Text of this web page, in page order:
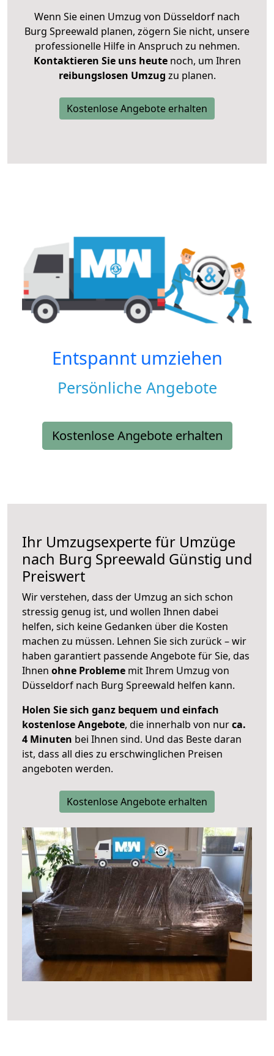
Wenn Sie einen Umzug von Düsseldorf nach
Burg Spreewald planen, zögern Sie nicht, unsere
professionelle Hilfe in Anspruch zu nehmen.
Kontaktieren Sie uns heutenoch, um Ihren
reibungslosen Umzug zu planen.
Kostenlose Angebote erhalten
Entspannt umziehen
Persönliche Angebote
Kostenlose Angebote erhalten
Ihr Umzugsexperte für Umzüge
nach Burg Spreewald Günstig und
Preiswert
Wir verstehen, dass der Umzug an sich schon
stressig genug ist, und wollen Ihnen dabei
helfen, sich keine Gedanken über die Kosten
machen zu müssen. Lehnen Sie sich zurück – wir
haben garantiert passende Angebote für Sie, das
Ihnen ohne Probleme mit Ihrem Umzug von
Düsseldorf nach Burg Spreewald helfen kann.
Holen Sie sich ganz bequem und einfach
kostenlose Angebote, die innerhalb von nurca.
4 Minuten bei Ihnen sind. Und das Beste daran
ist, dass all dies zu erschwinglichen Preisen
angeboten werden.
Kostenlose Angebote erhalten